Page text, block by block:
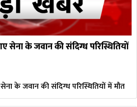
के जवान की संदिग्ध परिस्थितियों
के जवान की संदिग्ध परिस्थितियों में मौत